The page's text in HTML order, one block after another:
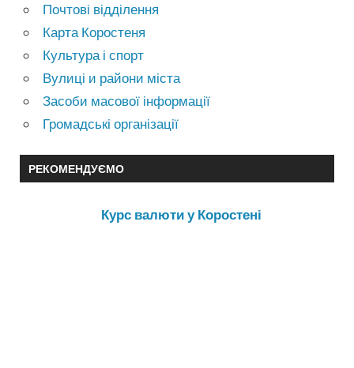
Почтові відділення
Карта Коростеня
Культура і спорт
Вулиці и райони міста
Засоби масової інформації
Громадські організації
РЕКОМЕНДУЄМО
Курс валюти у Коростені